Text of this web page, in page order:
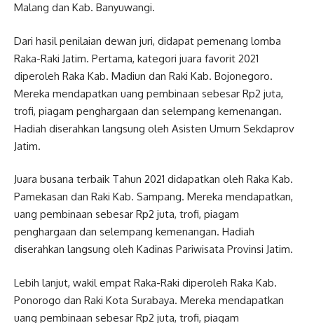
Malang dan Kab. Banyuwangi.
Dari hasil penilaian dewan juri, didapat pemenang lomba
Raka-Raki Jatim. Pertama, kategori juara favorit 2021
diperoleh Raka Kab. Madiun dan Raki Kab. Bojonegoro.
Mereka mendapatkan uang pembinaan sebesar Rp2 juta,
trofi, piagam penghargaan dan selempang kemenangan.
Hadiah diserahkan langsung oleh Asisten Umum Sekdaprov
Jatim.
Juara busana terbaik Tahun 2021 didapatkan oleh Raka Kab.
Pamekasan dan Raki Kab. Sampang. Mereka mendapatkan,
uang pembinaan sebesar Rp2 juta, trofi, piagam
penghargaan dan selempang kemenangan. Hadiah
diserahkan langsung oleh Kadinas Pariwisata Provinsi Jatim.
Lebih lanjut, wakil empat Raka-Raki diperoleh Raka Kab.
Ponorogo dan Raki Kota Surabaya. Mereka mendapatkan
uang pembinaan sebesar Rp2 juta, trofi, piagam